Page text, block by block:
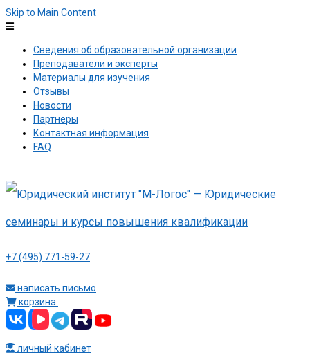
Skip to Main Content
Сведения об образовательной организации
Преподаватели и эксперты
Материалы для изучения
Отзывы
Новости
Партнеры
Контактная информация
FAQ
+7 (495) 771-59-27
написать письмо
корзина
личный кабинет